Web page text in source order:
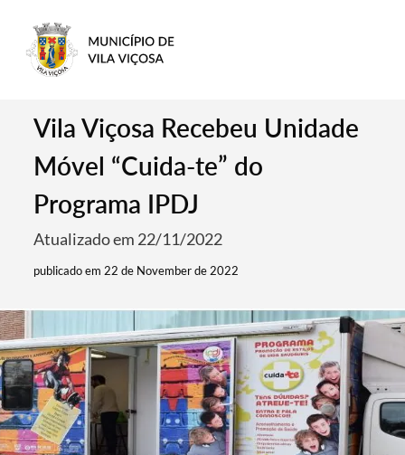
Vila Viçosa Recebeu Unidade
Móvel “Cuida-te” do
Programa IPDJ
Atualizado em 22/11/2022
publicado em 22 de November de 2022